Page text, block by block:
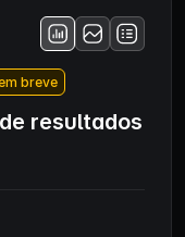
breve
resultados